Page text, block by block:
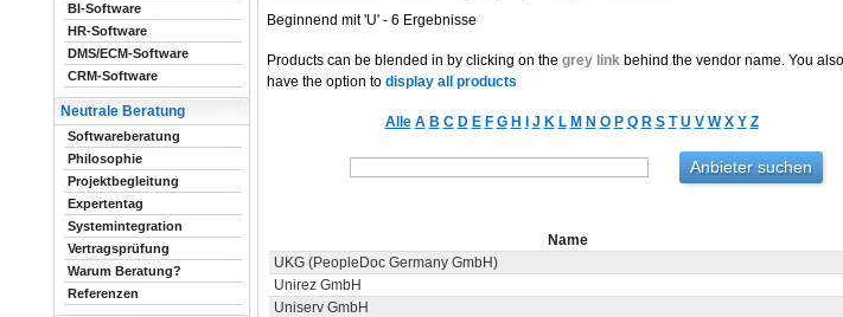
Beginnend mit 'U' - 6 Ergebnisse
Products can be blended in by clicking on the grey linkbehind the vendor name. You also
have the option to display all products
Alle A B C D E F G H I J K L M N O P Q R S T U V W X Y Z
Name
UKG (PeopleDoc Germany GmbH)
Unirez GmbH
Uniserv GmbH
BI-Software
HR-Software
DMS/ECM-Software
CRM-Software
Neutrale Beratung
Softwareberatung
Philosophie
Projektbegleitung
Expertentag
Systemintegration
Vertragsprüfung
Warum Beratung?
Referenzen